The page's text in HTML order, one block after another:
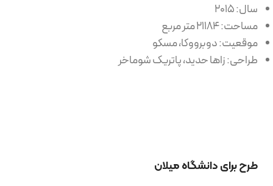
سال: 2015
مساحت: 21184 متر مربع
موقعیت: دوبرووکا، مسکو
طراحی: زاها حدید، پاتریک شوماخر
طرح برای دانشگاه میلان